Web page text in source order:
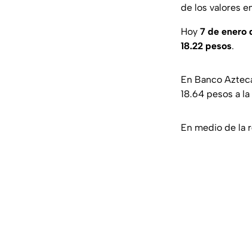
de los valores
Hoy 7 de enero
18.22 pesos.
En Banco
18.64 pesos a la
En medio de la